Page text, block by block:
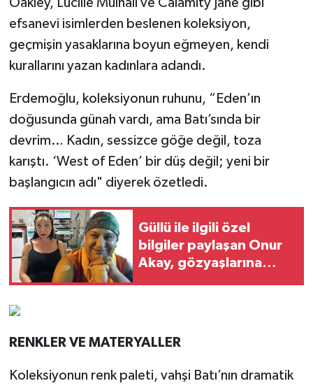
efsanevi isimlerden beslenen koleksiyon,
geçmişin yasaklarına boyun eğmeyen, kendi
kurallarını yazan kadınlara adandı.
Erdemoğlu, koleksiyonun ruhunu, “Eden’ın
doğusunda günah vardı, ama Batı’sında bir
devrim… Kadın, sessizce göğe değil, toza
karıştı. ‘West of Eden’ bir düş değil; yeni bir
başlangıcın adı" diyerek özetledi.
Güllü ile ilgili özel
bilgiler paylaşan Onur
Akay, gözyaşlarına
RENKLER VE MATERYALLER
Koleksiyonun renk paleti, vahşi Batı’nın dramatik